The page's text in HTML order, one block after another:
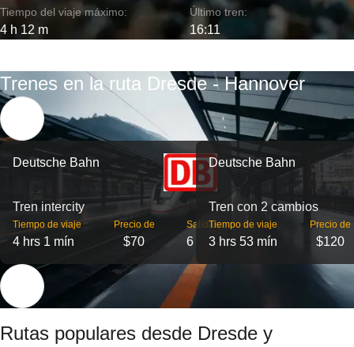
Tiempo del viaje máximo:
4 h 12 m
Último tren:
16:11
Trenes en la ruta Dresde - Hannover
Deutsche Bahn
Tren intercity
Tiempo de viaje
4 hrs 1 mín
Precio de
$70
Salidas
6
Deutsche Bahn
Tren con 2 cambios
Tiempo de viaje
3 hrs 53 mín
Precio de
$120
Rutas populares desde Dresde y